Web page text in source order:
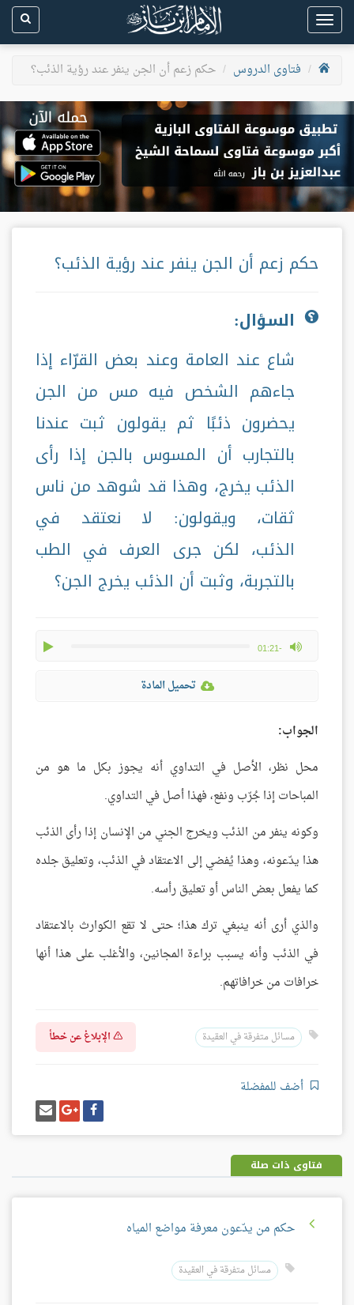
Toggle
navigation
فتاوى الدروس
حكم زعم أن الجن ينفر عند رؤية الذئب؟
حكم زعم أن الجن ينفر عند رؤية الذئب؟
السؤال:
شاع عند العامة وعند بعض القرّاء إذا
جاءهم الشخص فيه مس من الجن
يحضرون ذئبًا ثم يقولون ثبت عندنا
بالتجارب أن المسوس بالجن إذا رأى
الذئب يخرج، وهذا قد شوهد من ناس
ثقات، ويقولون: لا نعتقد في
الذئب، لكن جرى العرف في الطب
بالتجربة، وثبت أن الذئب يخرج الجن؟
-01:21
max volume
تحميل المادة
الجواب:
محل نظر، الأصل في التداوي أنه يجوز بكل ما هو من
المباحات إذا جُرّب ونفع، فهذا أصل في التداوي.
وكونه ينفر من الذئب ويخرج الجني من الإنسان إذا رأى الذئب
هذا يدّعونه، وهذا يُفضي إلى الاعتقاد في الذئب، وتعليق جلده
كما يفعل بعض الناس أو تعليق رأسه.
والذي أرى أنه ينبغي ترك هذا؛ حتى لا تقع الكوارث بالاعتقاد
في الذئب وأنه يسبب براءة المجانين، والأغلب على هذا أنها
خرافات من خرافاتهم.
مسائل متفرقة في العقيدة الإبلاغ عن خطأ
أضف للمفضلة
شارك
على
فيسبوك
شارك
على
غوغل
بلس
إرسل
إيميل
فتاوى ذات صلة
حكم من يدّعون معرفة مواضع المياه
مسائل متفرقة في العقيدة